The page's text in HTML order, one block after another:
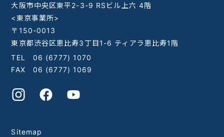
大阪市中央区東平2-3-9 RSビル上六 4階
<東京事業所>
〒150-0013
東京都渋谷区恵比寿3丁目1-6 ティアラ恵比寿1階
TEL 06 (6777) 1070
FAX 06 (6777) 1069
Sitemap